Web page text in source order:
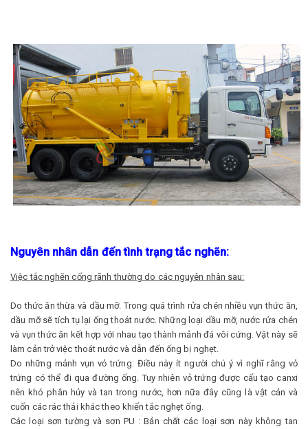
Nguyên nhân dẫn đến tình trạng tắc nghẽn:
Việc tắc nghẽn cống rãnh thường do các nguyên nhân sau:
Do thức ăn thừa và dầu mỡ. Trong quá trình rửa chén nhiều vụn thức ăn,
dầu mỡ sẽ tích tụ lại ống thoát nước. Những loại dầu mỡ, nước rửa chén
và vụn thức ăn kết hợp với nhau tạo thành mảnh đá vôi cứng. Vật này sẽ
làm cản trở việc thoát nước và dẫn đến ống bị nghẹt.
Do những mảnh vụn vỏ trứng: Điều này ít người chú ý vì nghĩ rằng vỏ
trứng có thể đi qua đường ống. Tuy nhiên vỏ trứng được cấu tạo canxi
nên khó phân hủy và tan trong nước, hơn nữa đây cũng là vật cản và
cuốn các rác thải khác theo khiến tắc nghẹt ống.
Các loại sơn tường và sơn PU : Bản chất các loại sơn này không tan